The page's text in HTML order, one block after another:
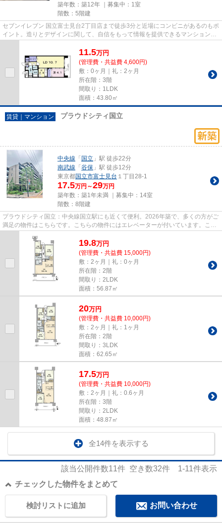
築年数：築12年 ｜募集中： 1室
階数：5階建
セブンイレブン 国立富士見台2丁目店まで徒歩3分と近場にコンビニがあるのもポ
イント。造りとデザインに関して、自信をもって情報を提供できるマンションで
11.5万円
(管理費・共益費 4,600円)
敷：0ヶ月｜礼：2ヶ月
所在階：3階
間取り：1LDK
面積：43.80㎡
賃貸｜マンション プラウドシティ国立
中央線 「 国立 」駅 徒歩22分
南武線 「 谷保 」駅 徒歩12分
東京都国立市富士見台 １丁目28-1
17.5万円～29万円
築年数：築1年未満 ｜募集中： 14室
階数：8階建
プラウドシティ国立：中央線国立駅にも近くて便利。2026年築で、多くの方がご
満足の物件はこちらです。こちらの物件にはエレベーターが付いています。こち
19.8万円
(管理費・共益費 15,000円)
敷：2ヶ月｜礼：0ヶ月
所在階：2階
間取り：2LDK
面積：56.87㎡
20万円
(管理費・共益費 10,000円)
敷：2ヶ月｜礼：1ヶ月
所在階：2階
間取り：3LDK
面積：62.65㎡
17.5万円
(管理費・共益費 10,000円)
敷：2ヶ月｜礼：0.6ヶ月
所在階：3階
間取り：2LDK
面積：48.87㎡
全14件を表示する
該当公開件数11件 空き数32件 1-11件表示
チェックした物件をまとめて
お問い合わせ
検討リストに追加